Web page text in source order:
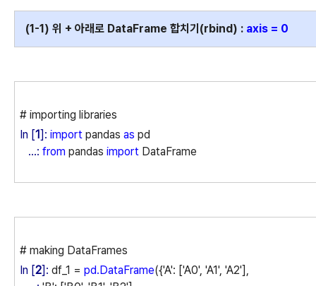
(1-1) 위 + 아래로 DataFrame 합치기(rbind) : axis = 0
# importing libraries
In [1]: import pandas as pd
...: from pandas import DataFrame
# making DataFrames
In [2]: df_1 = pd.DataFrame({'A': ['A0', 'A1', 'A2'],